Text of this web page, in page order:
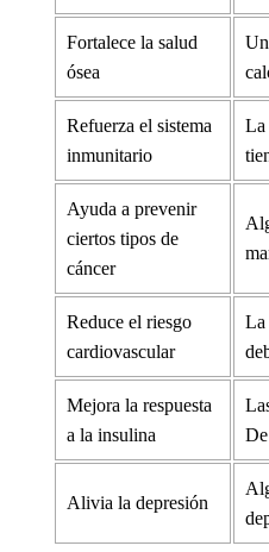
Fortalece la salud
ósea
Refuerza el sistema
inmunitario
La
Ayuda a prevenir
ciertos tipos de
cáncer
Reduce el riesgo
cardiovascular
La
Mejora la respuesta
a la insulina
Alivia la depresión